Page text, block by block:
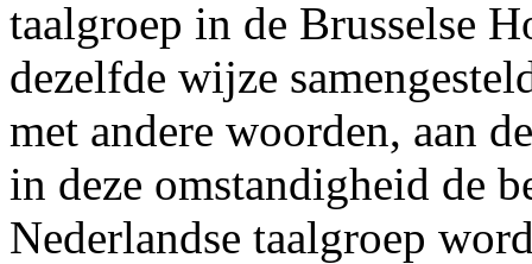
taalgroep in de Brusselse
dezelfde wijze
met andere woorden, aan
in deze omstandigheid de
Nederlandse taalgroep